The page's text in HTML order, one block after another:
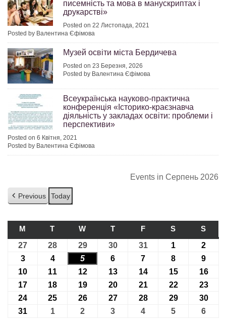
писемність та мова в манускриптах і
друкарстві»
Posted on 22 Листопада, 2021
Posted by Валентина Єфімова
Музей освіти міста Бердичева
Posted on 23 Березня, 2026
Posted by Валентина Єфімова
Всеукраїнська науково-практична
конференція «Історико-краєзнавча
діяльність у закладах освіти: проблеми і
перспективи»
Posted on 6 Квітня, 2021
Posted by Валентина Єфімова
Events in Серпень 2026
Previous Today
M ПОНЕДІЛОК
T ВІВТОРОК
W СЕРЕДА
TЧЕТВЕР
FП’ЯТНИЦЯ
S СУБОТА
S
27 27.07.2026
28 28.07.2026
2929.07.2026
3030.07.2026
3131.07.2026
1 01.08.2026
2
303.08.2026
404.08.2026
5 05.08.2026
6 06.08.2026
7 07.08.2026
8 08.08.2026
9
10 10.08.2026
11 11.08.2026
1212.08.2026
1313.08.2026
1414.08.2026
1515.08.2026
16
17 17.08.2026
18 18.08.2026
1919.08.2026
2020.08.2026
2121.08.2026
2222.08.2026
23
24 24.08.2026
25 25.08.2026
2626.08.2026
2727.08.2026
2828.08.2026
2929.08.2026
30
31 31.08.2026
101.09.2026
2 02.09.2026
3 03.09.2026
4 04.09.2026
5 05.09.2026
6